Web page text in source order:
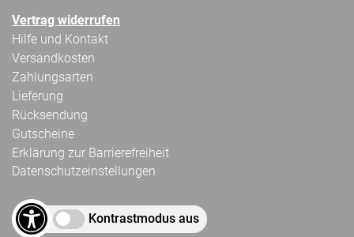
Vertrag widerrufen
Hilfe und Kontakt
Versandkosten
Zahlungsarten
Lieferung
Rücksendung
Gutscheine
Erklärung zur Barrierefreiheit
Datenschutzeinstellungen
Kontrastmodus aus